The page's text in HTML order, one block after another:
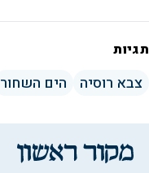
תגיות
צבא רוסיה הים השחור